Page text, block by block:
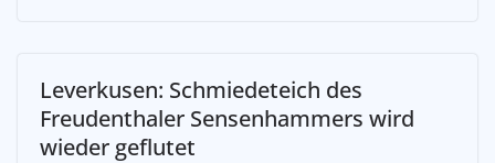
Leverkusen: Schmiedeteich des
Freudenthaler Sensenhammers wird
wieder geflutet